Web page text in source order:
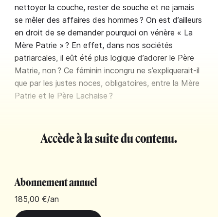
nettoyer la couche, rester de souche et ne jamais
se mêler des affaires des hommes ? On est d’ailleurs
en droit de se demander pourquoi on vénère « La
Mère Patrie » ? En effet, dans nos sociétés
patriarcales, il eût été plus logique d’adorer le Père
Matrie, non ? Ce féminin incongru ne s’expliquerait-il
que par les justes noces, obligatoires, entre la Mère
Patrie et le Père Lachaise ?
Accède à la suite du contenu.
Abonnement annuel
185,00 €/an